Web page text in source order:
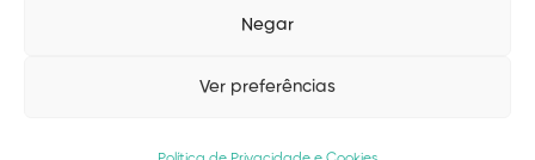
Negar
Ver preferências
© 2026 Suzana Cardoso – desenvolvido por